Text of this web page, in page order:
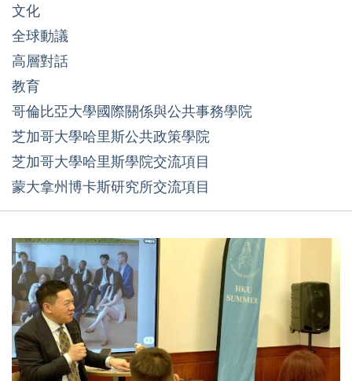
文化
全球動議
高層對話
教育
哥倫比亞大學國際關係與公共事務學院
芝加哥大學哈里斯公共政策學院
芝加哥大學哈里斯學院交流項目
蒙大拿州博卡斯研究所交流項目